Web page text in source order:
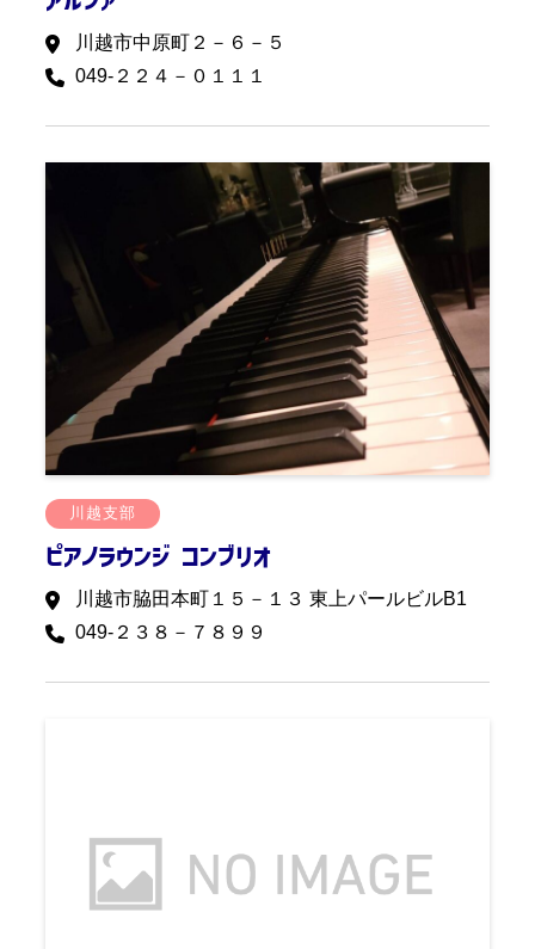
川越市中原町２－６－５
049-２２４－０１１１
川越支部
ピアノラウンジ コンブリオ
川越市脇田本町１５－１３ 東上パールビルB1
049-２３８－７８９９